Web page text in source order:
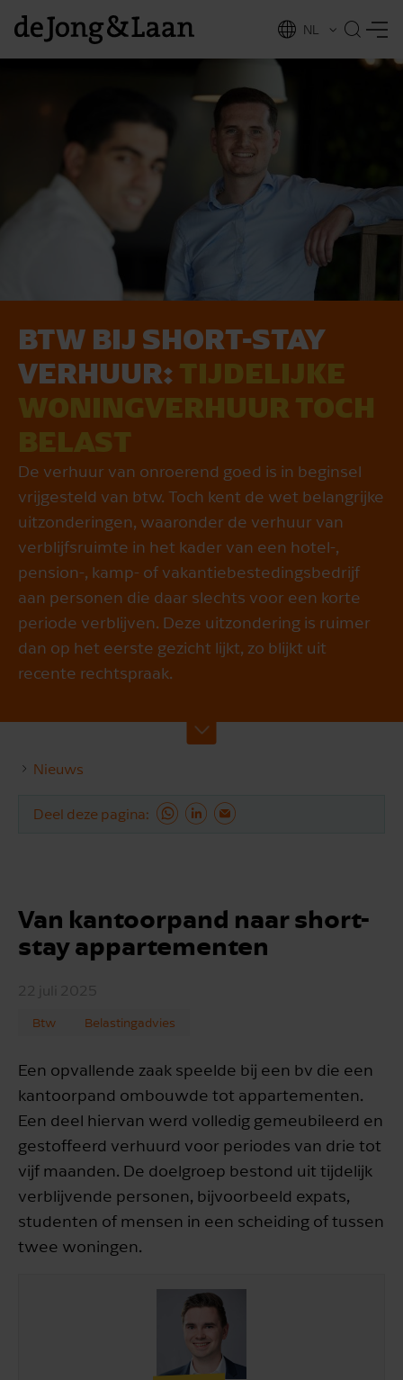
NL
EN
BTW BIJ SHORT-STAY
VERHUUR: TIJDELIJKE
WONINGVERHUUR TOCH
BELAST
De verhuur van onroerend goed is in beginsel
vrijgesteld van btw. Toch kent de wet belangrijke
uitzonderingen, waaronder de verhuur van
verblijfsruimte in het kader van een hotel-,
pension-, kamp- of vakantiebestedingsbedrijf
aan personen die daar slechts voor een korte
periode verblijven. Deze uitzondering is ruimer
dan op het eerste gezicht lijkt, zo blijkt uit
recente rechtspraak.
Nieuws
Deel deze pagina
Van kantoorpand naar short-
stay appartementen
22 juli 2025
Btw Belastingadvies
Een opvallende zaak speelde bij een bv die een
kantoorpand ombouwde tot appartementen.
Een deel hiervan werd volledig gemeubileerd en
gestoffeerd verhuurd voor periodes van drie tot
vijf maanden. De doelgroep bestond uit tijdelijk
verblijvende personen, bijvoorbeeld expats,
studenten of mensen in een scheiding of tussen
twee woningen.